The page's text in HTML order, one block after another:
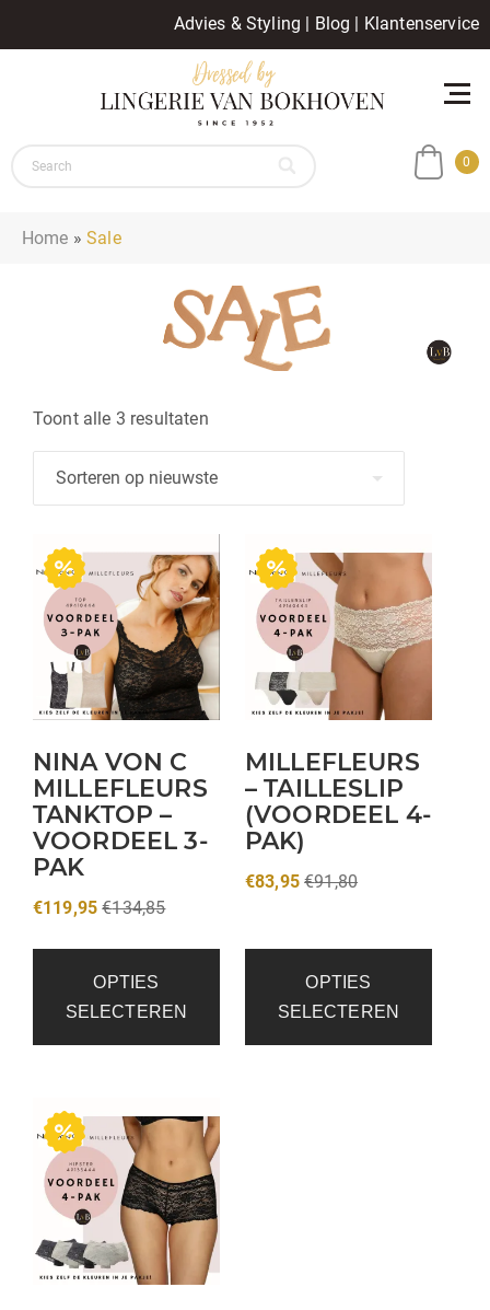
Advies & Styling | Blog | Klantenservice
0
Home »Sale
Toont alle 3 resultatenGesorteerd
op
nieuwste
NINA VON C
MILLEFLEURS
TANKTOP –
VOORDEEL 3-
PAK
€119,95 €134,85
OPTIES
SELECTEREN
MILLEFLEURS
– TAILLESLIP
(VOORDEEL 4-
PAK)
€83,95 €91,80
OPTIES
SELECTEREN